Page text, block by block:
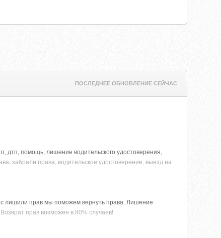
ПОСЛЕДНЕЕ ОБНОВЛЕНИЕ СЕЙЧАС
дтп, помощь, лишение водительского удостоверения,
забрали права, водительское удостоверение, выезд на
лишили прав мы поможем вернуть права. Лишение
прав возможен в 80% случаев!